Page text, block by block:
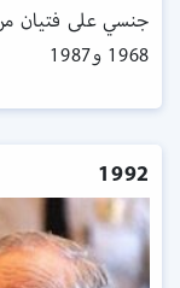
جنسي على فتيان
1968 و1987
1992